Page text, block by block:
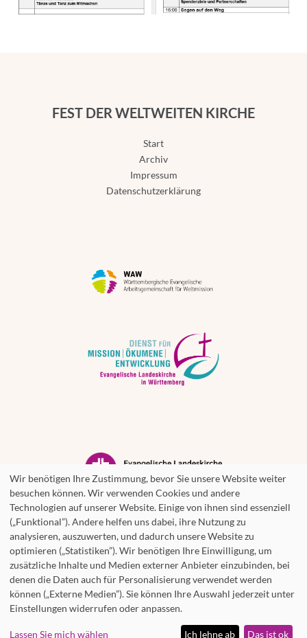
FEST DER WELTWEITEN KIRCHE
Start
Archiv
Impressum
Datenschutzerklärung
Wir benötigen Ihre Zustimmung, bevor Sie unsere Website weiter
besuchen können. Wir verwenden Cookies und andere
Technologien auf unserer Website. Einige von ihnen sind essenziell
(„Funktional”). Andere helfen uns dabei, ihre Nutzung zu
analysieren, auszuwerten, und dadurch unsere Website zu
optimieren („Statistiken”). Wir benötigen Ihre Einwilligung, um
zusätzliche Inhalte und Medien externer Anbieter einzubinden, bei
denen die Daten auch für Personalisierung verwendet werden
können („Externe Medien”). Sie können Ihre Auswahl jederzeit unter
Einstellungen widerrufen oder anpassen.
Lassen Sie mich wählen Ich lehne ab Das ist ok